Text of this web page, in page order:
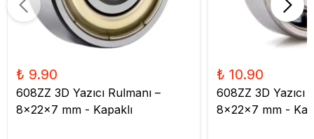
₺ 9.90
608ZZ 3D Yazıcı Rulmanı –
8x22x7 mm - Kapaklı
₺ 10.90
608ZZ 3D Yazıcı
8x22x7 mm -